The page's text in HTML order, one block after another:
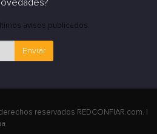
avisos publicados.
Enviar
reservados REDCONFIAR.com. |